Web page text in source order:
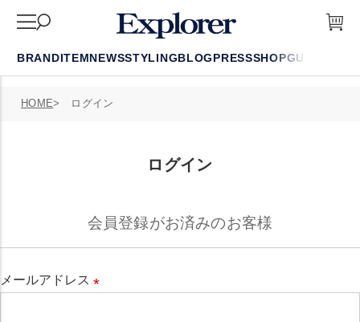
BRANDITEMNEWSSTYLINGBLOGPRESSSHOPGUIDE
HOME ログイン
ログイン
会員登録がお済みのお客様
メールアドレス